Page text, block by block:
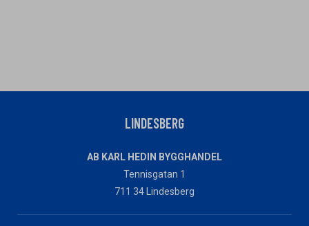
LINDESBERG
AB KARL HEDIN BYGGHANDEL
Tennisgatan 1
711 34 Lindesberg